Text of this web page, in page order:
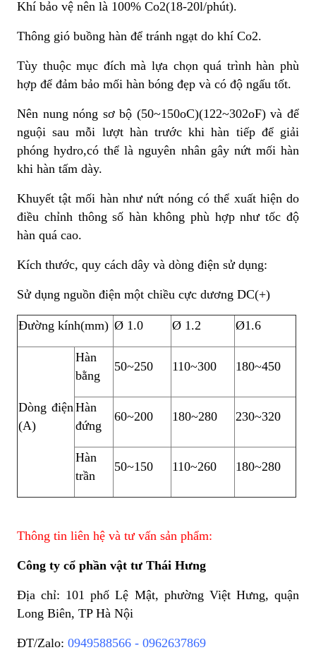
Khí bảo vệ nên là 100% Co2(18-20l/phút).
Thông gió buồng hàn để tránh ngạt do khí Co2.
Tùy thuộc mục đích mà lựa chọn quá trình hàn phù
hợp để đảm bảo mối hàn bóng đẹp và có độ ngấu tốt.
Nên nung nóng sơ bộ (50~150oC)(122~302oF) và để
nguội sau mỗi lượt hàn trước khi hàn tiếp để giải
phóng hydro,có thể là nguyên nhân gây nứt mối hàn
khi hàn tấm dày.
Khuyết tật mối hàn như nứt nóng có thể xuất hiện do
điều chỉnh thông số hàn không phù hợp như tốc độ
hàn quá cao.
Kích thước, quy cách dây và dòng điện sử dụng:
Sử dụng nguồn điện một chiều cực dương DC(+)
Đường kính(mm) Ø 1.0 Ø 1.2 Ø1.6
Dòng điện
(A)
Hàn
bằng
50~250 110~300 180~450
Hàn
đứng
60~200 180~280 230~320
Hàn
trần
50~150 110~260 180~280
Thông tin liên hệ và tư vấn sản phẩm:
Công ty cổ phần vật tư Thái Hưng
Địa chỉ: 101 phố Lệ Mật, phường Việt Hưng, quận
Long Biên, TP Hà Nội
ĐT/Zalo: 0949588566 - 0962637869